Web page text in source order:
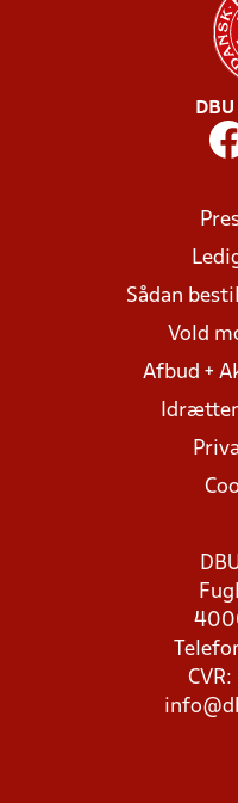
Sådan
Vold
Afbud +